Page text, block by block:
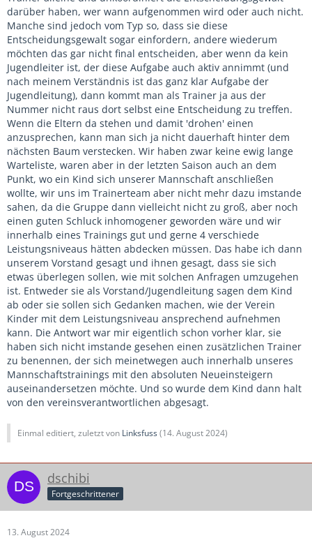
darüber haben, wer wann aufgenommen wird oder auch nicht.
Manche sind jedoch vom Typ so, dass sie diese
Entscheidungsgewalt sogar einfordern, andere wiederum
möchten das gar nicht final entscheiden, aber wenn da kein
Jugendleiter ist, der diese Aufgabe auch aktiv annimmt (und
nach meinem Verständnis ist das ganz klar Aufgabe der
Jugendleitung), dann kommt man als Trainer ja aus der
Nummer nicht raus dort selbst eine Entscheidung zu treffen.
Wenn die Eltern da stehen und damit 'drohen' einen
anzusprechen, kann man sich ja nicht dauerhaft hinter dem
nächsten Baum verstecken. Wir haben zwar keine ewig lange
Warteliste, waren aber in der letzten Saison auch an dem
Punkt, wo ein Kind sich unserer Mannschaft anschließen
wollte, wir uns im Trainerteam aber nicht mehr dazu imstande
sahen, da die Gruppe dann vielleicht nicht zu groß, aber noch
einen guten Schluck inhomogener geworden wäre und wir
innerhalb eines Trainings gut und gerne 4 verschiede
Leistungsniveaus hätten abdecken müssen. Das habe ich dann
unserem Vorstand gesagt und ihnen gesagt, dass sie sich
etwas überlegen sollen, wie mit solchen Anfragen umzugehen
ist. Entweder sie als Vorstand/Jugendleitung sagen dem Kind
ab oder sie sollen sich Gedanken machen, wie der Verein
Kinder mit dem Leistungsniveau ansprechend aufnehmen
kann. Die Antwort war mir eigentlich schon vorher klar, sie
haben sich nicht imstande gesehen einen zusätzlichen Trainer
zu benennen, der sich meinetwegen auch innerhalb unseres
Mannschaftstrainings mit den absoluten Neueinsteigern
auseinandersetzen möchte. Und so wurde dem Kind dann halt
von den vereinsverantwortlichen abgesagt.
Einmal editiert, zuletzt von Linksfuss(14. August 2024)
dschibi
Fortgeschrittener
13. August 2024